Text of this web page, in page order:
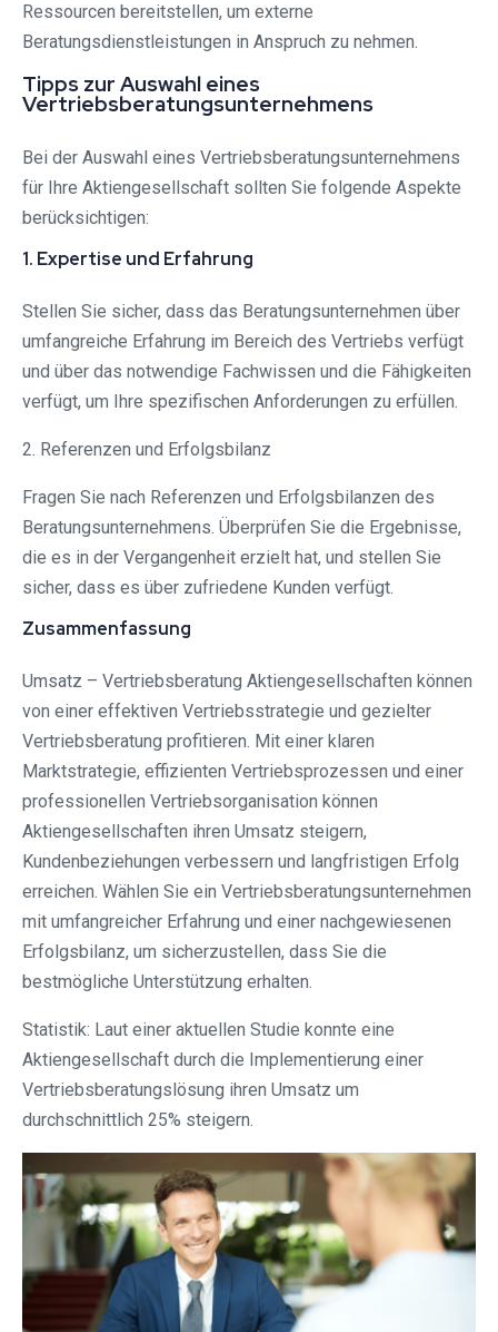
Ressourcen bereitstellen, um externe
Beratungsdienstleistungen in Anspruch zu nehmen.
Tipps zur Auswahl eines
Vertriebsberatungsunternehmens
Bei der Auswahl eines Vertriebsberatungsunternehmens
für Ihre Aktiengesellschaft sollten Sie folgende Aspekte
berücksichtigen:
1. Expertise und Erfahrung
Stellen Sie sicher, dass das Beratungsunternehmen über
umfangreiche Erfahrung im Bereich des Vertriebs verfügt
und über das notwendige Fachwissen und die Fähigkeiten
verfügt, um Ihre spezifischen Anforderungen zu erfüllen.
2. Referenzen und Erfolgsbilanz
Fragen Sie nach Referenzen und Erfolgsbilanzen des
Beratungsunternehmens. Überprüfen Sie die Ergebnisse,
die es in der Vergangenheit erzielt hat, und stellen Sie
sicher, dass es über zufriedene Kunden verfügt.
Zusammenfassung
Umsatz – Vertriebsberatung Aktiengesellschaften können
von einer effektiven Vertriebsstrategie und gezielter
Vertriebsberatung profitieren. Mit einer klaren
Marktstrategie, effizienten Vertriebsprozessen und einer
professionellen Vertriebsorganisation können
Aktiengesellschaften ihren Umsatz steigern,
Kundenbeziehungen verbessern und langfristigen Erfolg
erreichen. Wählen Sie ein Vertriebsberatungsunternehmen
mit umfangreicher Erfahrung und einer nachgewiesenen
Erfolgsbilanz, um sicherzustellen, dass Sie die
bestmögliche Unterstützung erhalten.
Statistik: Laut einer aktuellen Studie konnte eine
Aktiengesellschaft durch die Implementierung einer
Vertriebsberatungslösung ihren Umsatz um
durchschnittlich 25% steigern.